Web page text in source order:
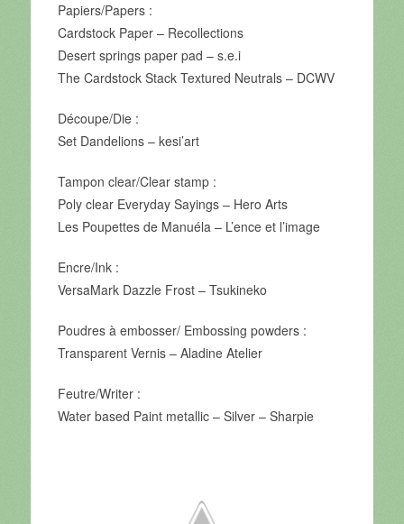
Papiers/Papers :
Cardstock Paper – Recollections
Desert springs paper pad – s.e.i
The Cardstock Stack Textured Neutrals– DCWV
Découpe/Die :
Set Dandelions – kesi’art
Tampon clear/Clear stamp :
Poly clear Everyday Sayings – Hero Arts
Les Poupettes de Manuéla – L’ence et l’image
Encre/Ink :
VersaMark Dazzle Frost – Tsukineko
Poudres à embosser/ Embossing powders :
Transparent Vernis –Aladine Atelier
Feutre/Writer :
Water based Paint metallic – Silver – Sharpie